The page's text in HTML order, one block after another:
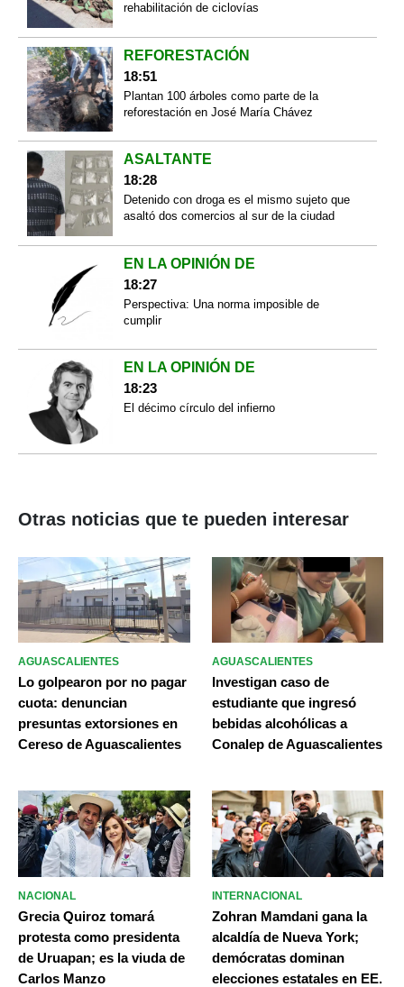
rehabilitación de ciclovías
REFORESTACIÓN
18:51
Plantan 100 árboles como parte de la
reforestación en José María Chávez
ASALTANTE
18:28
Detenido con droga es el mismo sujeto que
asaltó dos comercios al sur de la ciudad
EN LA OPINIÓN DE
18:27
Perspectiva: Una norma imposible de
cumplir
EN LA OPINIÓN DE
18:23
El décimo círculo del infierno
Otras noticias que te pueden interesar
AGUASCALIENTES
Lo golpearon por no pagar
cuota: denuncian
presuntas extorsiones en
Cereso de Aguascalientes
AGUASCALIENTES
Investigan caso de
estudiante que ingresó
bebidas alcohólicas a
Conalep de Aguascalientes
NACIONAL
Grecia Quiroz tomará
protesta como presidenta
de Uruapan; es la viuda de
Carlos Manzo
INTERNACIONAL
Zohran Mamdani gana la
alcaldía de Nueva York;
demócratas dominan
elecciones estatales en EE.